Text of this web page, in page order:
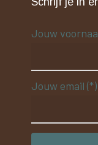
Jouw
Jouw email (*)